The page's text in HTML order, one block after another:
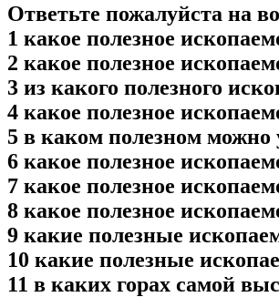
Ответьте пожалуйста на
1 какое полезное
2 какое полезное
3 из какого полезного
4 какое полезное
5 в каком полезном можно
6 какое полезное
7 какое полезное
8 какое полезное
9 какие полезные
10 какие полезные
11 в каких горах самой